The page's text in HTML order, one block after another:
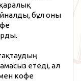
бұл оны
етеді, ал
мен кофе